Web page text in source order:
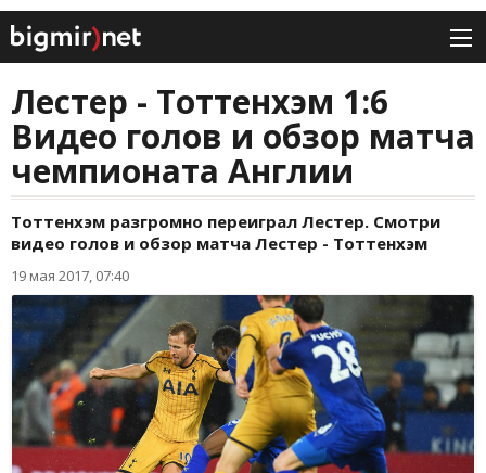
Лестер - Тоттенхэм 1:6
Видео голов и обзор матча
чемпионата Англии
Тоттенхэм разгромно переиграл Лестер. Смотри
видео голов и обзор матча Лестер - Тоттенхэм
19 мая 2017, 07:40